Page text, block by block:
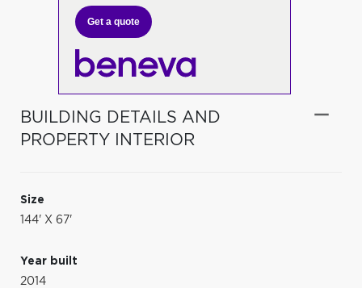
Get a quote
BUILDING DETAILS AND
PROPERTY INTERIOR
Size
144' X 67'
Year built
2014